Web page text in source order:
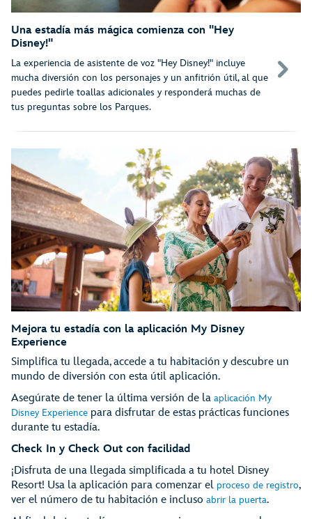
Una estadía más mágica comienza con "Hey
Disney!"
La experiencia de asistente de voz "Hey Disney!" incluye
mucha diversión con los personajes y un anfitrión útil, al que
puedes pedirle toallas adicionales y responderá muchas de
tus preguntas sobre los Parques.
Mejora tu estadía con la aplicación My Disney
Experience
Simplifica tu llegada, accede a tu habitación y descubre un
mundo de diversión con esta útil aplicación.
Asegúrate de tener la última versión de la aplicación My
Disney Experience para disfrutar de estas prácticas funciones
durante tu estadía.
Check In y Check Out con facilidad
¡Disfruta de una llegada simplificada a tu hotel Disney
Resort! Usa la aplicación para comenzar el proceso de registro,
ver el número de tu habitación e incluso abrir la puerta.